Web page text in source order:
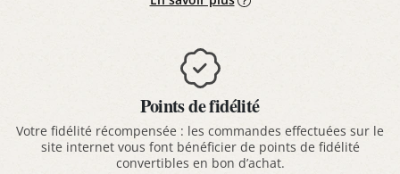
Points de fidélité
Votre fidélité récompensée : les commandes effectuées sur le
site internet vous font bénéficier de points de fidélité
convertibles en bon d’achat.